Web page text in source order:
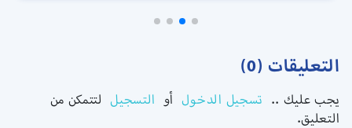
التعليقات (0)
يجب عليك .. تسجيل الدخول أو التسجيل لتتمكن من
التعليق.